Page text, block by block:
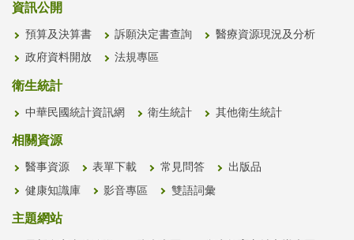
資訊公開
預算及決算書 訴願決定書查詢 醫療資源現況及分析
政府資料開放 法規專區
衛生統計
中華民國統計資訊網 衛生統計 其他衛生統計
相關資源
醫事資源 表單下載 常見問答 出版品
健康知識庫 影音專區 雙語詞彙
主題網站